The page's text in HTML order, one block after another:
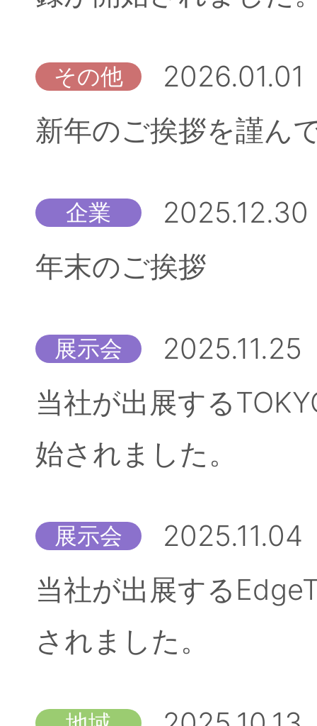
その他
2026.01.01
新年のご挨拶を謹ん
企業
2025.12.30
年末のご挨拶
展示会
2025.11.25
当社が出展する
始されました。
展示会
2025.11.04
当社が出展する
されました。